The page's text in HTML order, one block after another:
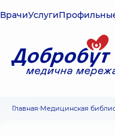
ВрачиУслуги
Главная Медицинская